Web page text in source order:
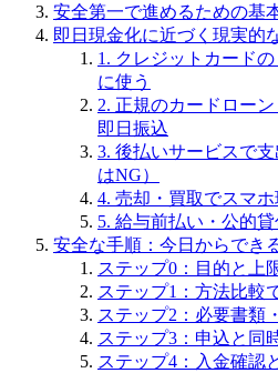
安全第一で進めるための基
即日現金化に近づく現実的
1. クレジットカード
に使う
2. 正規のカードロー
即日振込
3. 後払いサービスで
はNG）
4. 売却・買取でスマホ
5. 給与前払い・公的
安全な手順：今日からでき
ステップ0：目的と上
ステップ1：方法比較
ステップ2：必要書類
ステップ3：申込と同
ステップ4：入金確認